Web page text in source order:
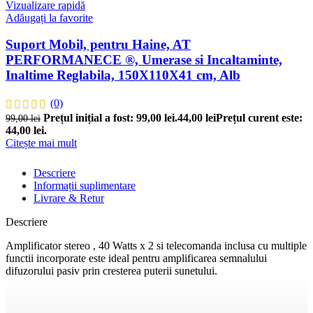
Vizualizare rapidă
Adăugați la favorite
Suport Mobil, pentru Haine, AT
PERFORMANECE ®, Umerase si Incaltaminte,
Inaltime Reglabila, 150X110X41 cm, Alb
(0)
99,00lei Prețul inițial a fost: 99,00 lei.44,00 leiPrețul curent este:
44,00 lei.
Citește mai mult
Descriere
Informații suplimentare
Livrare & Retur
Descriere
Amplificator stereo , 40 Watts x 2 si telecomanda inclusa cu multiple
functii incorporate este ideal pentru amplificarea semnalului
difuzorului pasiv prin cresterea puterii sunetului.